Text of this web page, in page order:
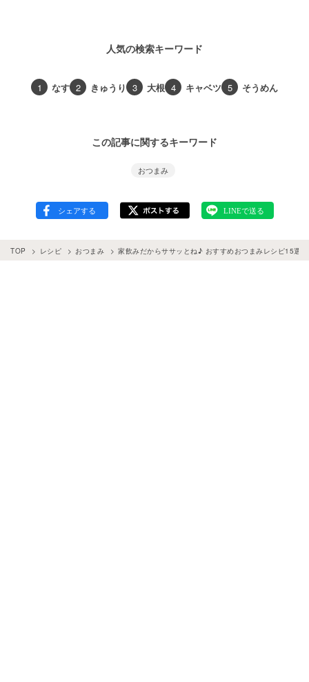
人気の検索キーワード
1 なす 2 きゅうり 3 大根 4 キャベツ 5 そうめん
この記事に関するキーワード
おつまみ
TOP レシピ おつまみ 家飲みだからササッとね♪ おすすめおつまみレシピ15選